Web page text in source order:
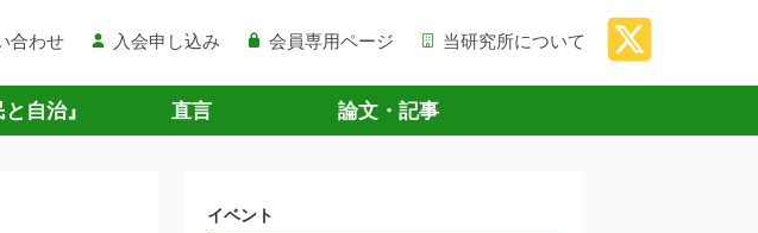
合わせ 入会申し込み 会員専用ページ 当研究所について
自治』 直言 論文・記事
イベント